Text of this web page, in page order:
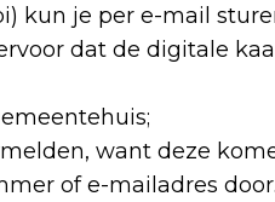
kun je per e-mail
dat de digitale
want deze
of e-mailadres